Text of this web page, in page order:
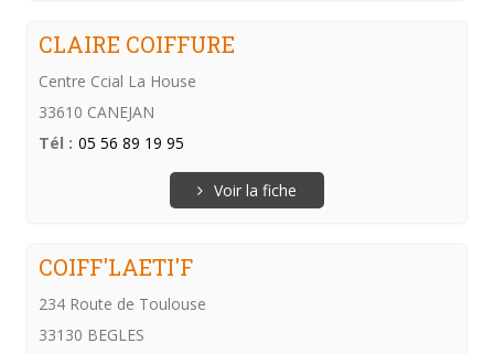
CLAIRE COIFFURE
Centre Ccial La House
33610 CANEJAN
Tél : 05 56 89 19 95
Voir la fiche
COIFF'LAETI'F
234 Route de Toulouse
33130 BEGLES